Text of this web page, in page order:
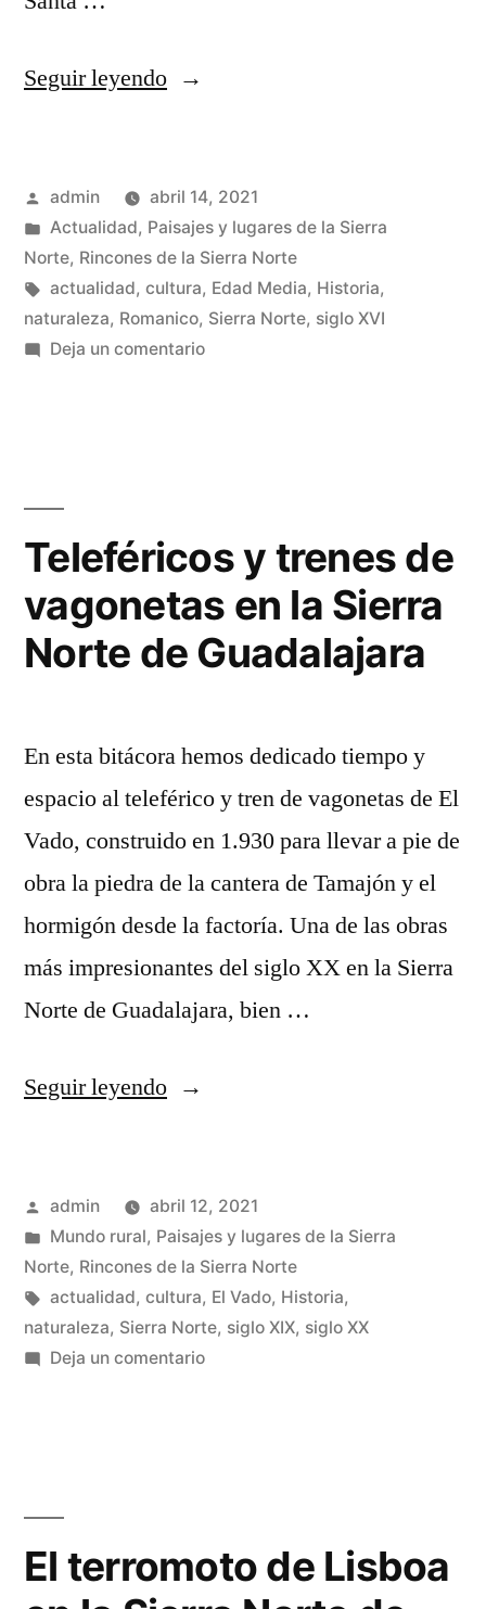
Seguir leyendo«Angón
peculiar
iglesia»
Publicado
por
admin
abril 14, 2021
Publicado
en
Actualidad, Paisajes y lugares de la Sierra
Norte, Rincones de la Sierra Norte
Etiquetas:
actualidad, cultura, Edad Media, Historia,
naturaleza, Romanico, Sierra Norte, siglo XVI
Deja un comentarioen
Teleféricos y trenes de
vagonetas en la Sierra
Norte de Guadalajara
En esta bitácora hemos dedicado tiempo y
espacio al teleférico y tren de vagonetas de El
Vado, construido en 1.930 para llevar a pie de
obra la piedra de la cantera de Tamajón y el
hormigón desde la factoría. Una de las obras
más impresionantes del siglo XX en la Sierra
Norte de Guadalajara, bien …
Seguir leyendo«Teleféricos
de
vagonetas
en
la
Publicado
por
admin
abril 12, 2021
Publicado
en
Mundo rural, Paisajes y lugares de la Sierra
Norte, Rincones de la Sierra Norte
Etiquetas:
actualidad, cultura, El Vado, Historia,
naturaleza, Sierra Norte, siglo XIX, siglo XX
Deja un comentarioen
la
Sierra
El terromoto de Lisboa